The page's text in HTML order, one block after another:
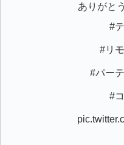
ありがと
#
#リ
#パー
#